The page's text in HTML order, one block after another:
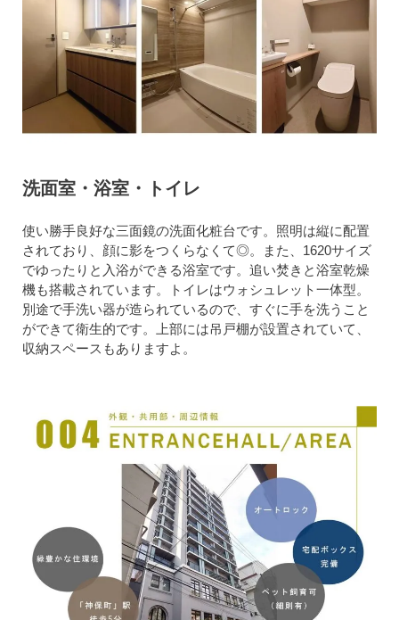
洗面室・浴室・トイレ
使い勝手良好な三面鏡の洗面化粧台です。照明は縦に配置
されており、顔に影をつくらなくて◎。また、1620サイズ
でゆったりと入浴ができる浴室です。追い焚きと浴室乾燥
機も搭載されています。トイレはウォシュレット一体型。
別途で手洗い器が造られているので、すぐに手を洗うこと
ができて衛生的です。上部には吊戸棚が設置されていて、
収納スペースもありますよ。